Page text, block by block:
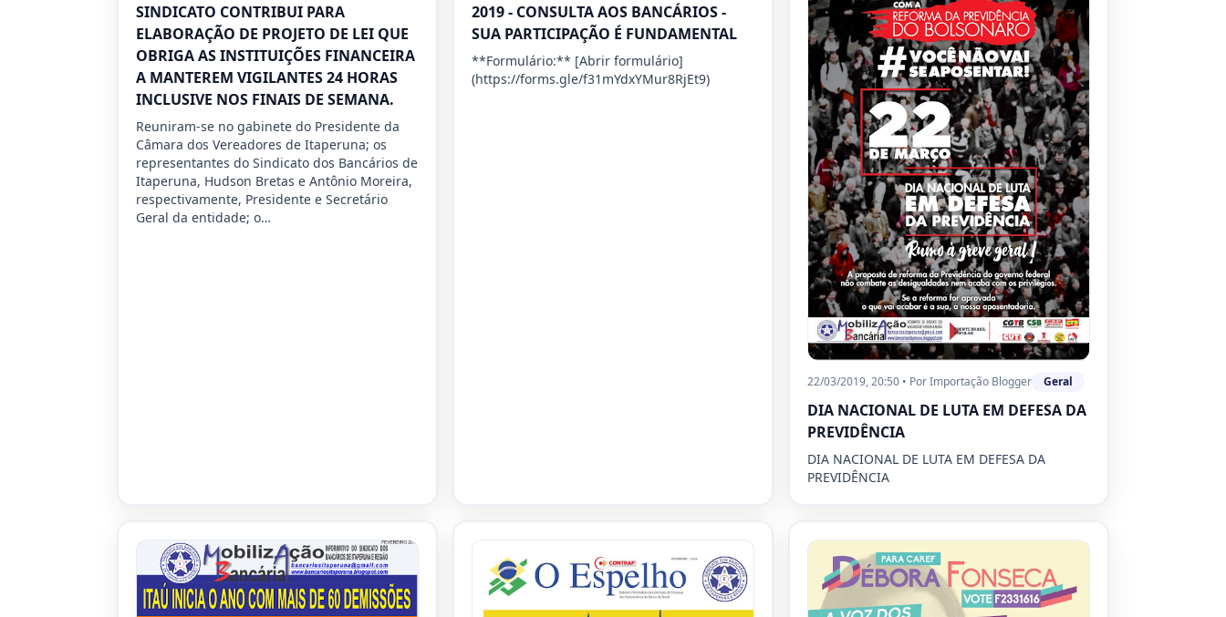
SINDICATO CONTRIBUI PARA
ELABORAÇÃO DE PROJETO DE LEI QUE
OBRIGA AS INSTITUIÇÕES FINANCEIRA
A MANTEREM VIGILANTES 24 HORAS
INCLUSIVE NOS FINAIS DE SEMANA.
Reuniram-se no gabinete do Presidente da
Câmara dos Vereadores de Itaperuna; os
representantes do Sindicato dos Bancários de
Itaperuna, Hudson Bretas e Antônio Moreira,
respectivamente, Presidente e Secretário
Geral da entidade; o…
2019 - CONSULTA AOS BANCÁRIOS -
SUA PARTICIPAÇÃO É FUNDAMENTAL
**Formulário:** [Abrir formulário]
(https://forms.gle/f31mYdxYMur8RjEt9)
22/03/2019, 20:50 • PorImportação Blogger Geral
DIA NACIONAL DE LUTA EM DEFESA DA
PREVIDÊNCIA
DIA NACIONAL DE LUTA EM DEFESA DA
PREVIDÊNCIA